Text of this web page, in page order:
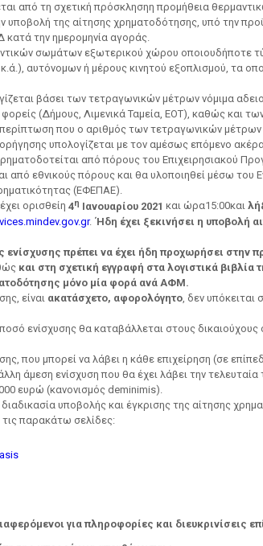
από τη σχετική πρόσκλησηη προμήθεια
υποβολή της αίτησης χρηματοδότησης, υπό την
κατά την ημερομηνία αγοράς.
σωμάτων εξωτερικού χώρου οποιουδήποτε
αυτόνομων ή μέρους κινητού εξοπλισμού, τα
βάσει των τετραγωνικών μέτρων νόμιμα
(Δήμους, Λιμενικά Ταμεία, ΕΟΤ), καθώς και
που ο αριθμός των τετραγωνικών μέτρων
υπολογίζεται με τον αμέσως επόμενο
από πόρους του Επιχειρησιακού
από εθνικούς πόρους και θα υλοποιηθεί μέσω του
(ΕΦΕΠΑΕ).
ορισθείη 4η Ιανουαρίου 2021 και ώρα15:00και
. Ήδη έχει ξεκινήσει η υποβολή
πρέπει να έχει ήδη προχωρήσει στην
και στη σχετική εγγραφή στα λογιστικά βιβλία
μόνο μία φορά ανά ΑΦΜ.
είναι ακατάσχετο, αφορολόγητο , δεν
ενίσχυσης θα καταβάλλεται στους δικαιούχους
που μπορεί να λάβει η κάθε επιχείρηση (σε
άμεση ενίσχυση που θα έχει λάβει την τελευταία
ευρώ (κανονισμός deminimis).
υποβολής και έγκρισης της αίτησης
τις παρακάτω σελίδες:
για πληροφορίες και διευκρινίσεις